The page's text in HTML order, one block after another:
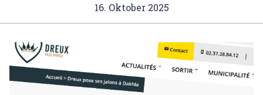
16. Oktober 2025